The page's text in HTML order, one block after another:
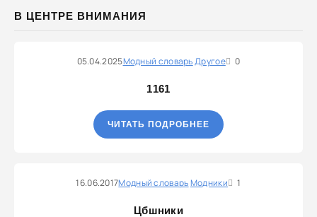
В ЦЕНТРЕ ВНИМАНИЯ
05.04.2025Модный словарьДругое 0
1161
ЧИТАТЬ ПОДРОБНЕЕ
16.06.2017Модный словарьМодники 1
Цбшники